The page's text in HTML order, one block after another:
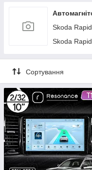
Skoda
Skoda
Сортування